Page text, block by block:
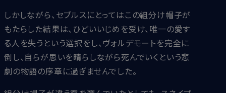
しかしながら、セブルスにとってはこの組分け帽子が
もたらした結果は、ひどいいじめを受け、唯一の愛す
る人を失うという選択をし、ヴォルデモートを完全に
倒し、自らが思いを晴らしながら死んでいくという悲
劇の物語の序章に過ぎませんでした。